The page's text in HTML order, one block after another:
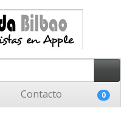
Contacto 0